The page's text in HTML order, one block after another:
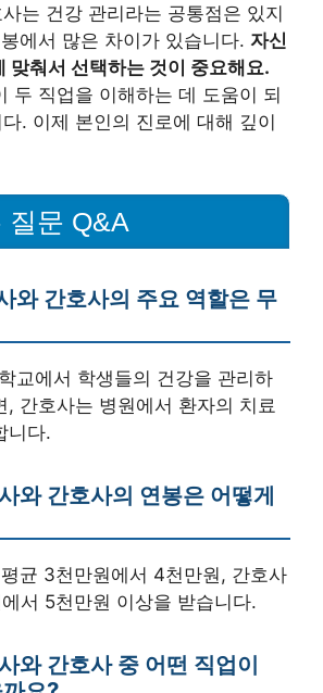
는 건강 관리라는 공통점은 있지
에서 많은 차이가 있습니다. 자신
맞춰서 선택하는 것이 중요해요.
두 직업을 이해하는 데 도움이 되
. 이제 본인의 진로에 대해 깊이
질문 Q&A
와 간호사의 주요 역할은 무
교에서 학생들의 건강을 관리하
, 간호사는 병원에서 환자의 치료
니다.
와 간호사의 연봉은 어떻게
균 3천만원에서 4천만원, 간호사
서 5천만원 이상을 받습니다.
와 간호사 중 어떤 직업이